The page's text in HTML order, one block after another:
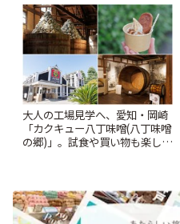
大人の工場見学へ、愛知・岡崎
「カクキュー八丁味噌(八丁味噌
の郷)」。試食や買い物も楽しみ